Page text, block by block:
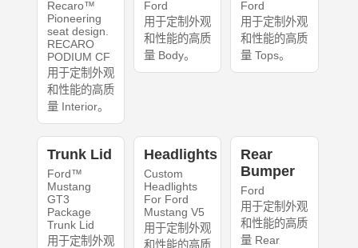
Recaro™
Pioneering
seat design.
RECARO
PODIUM CF
用于定制外观
和性能的高质
量 Interior。
Ford
用于定制外观
和性能的高质
量 Body。
Ford
用于定制外观
和性能的高质
量 Tops。
Trunk Lid
Ford™
Mustang
GT3
Package
Trunk Lid
用于定制外观
Headlights
Custom
Headlights
For Ford
Mustang V5
用于定制外观
和性能的高质
Rear
Bumper
Ford
用于定制外观
和性能的高质
量 Rear